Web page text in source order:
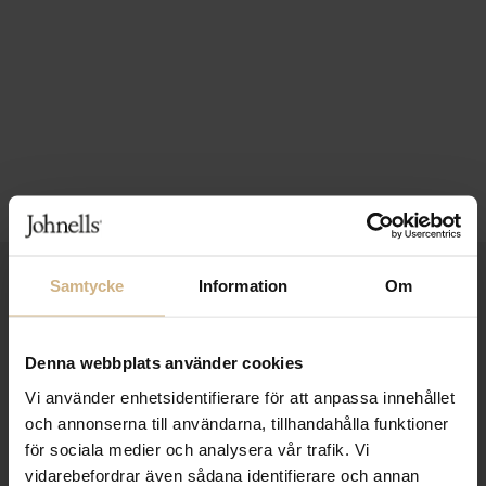
Samtycke Information Om
Denna webbplats använder cookies
Vi använder enhetsidentifierare för att anpassa innehållet
och annonserna till användarna, tillhandahålla funktioner
för sociala medier och analysera vår trafik. Vi
vidarebefordrar även sådana identifierare och annan
1-3 VARDAGARS LEVERANS
SAMLA BONUS I KUNDKLUBBEN
Håll dig uppdaterad